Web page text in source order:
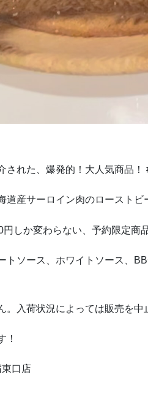
された、爆発的！大人気商品！
道産サーロイン肉のローストビ
円しか変わらない、予約限定商
トソース、ホワイトソース、
。入荷状況によっては販売を中
！
口店